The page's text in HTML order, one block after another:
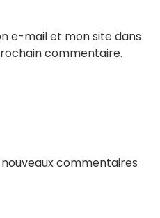
e-mail et mon site dans
commentaire.
commentaires